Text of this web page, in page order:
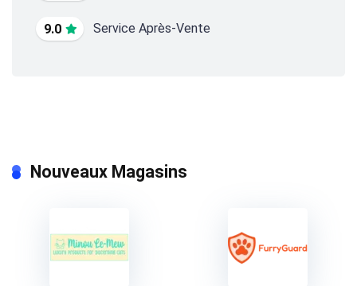
9.0 Service Après-Vente
Nouveaux Magasins